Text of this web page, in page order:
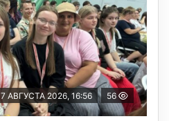
7 АВГУСТА 2026, 16:56 56